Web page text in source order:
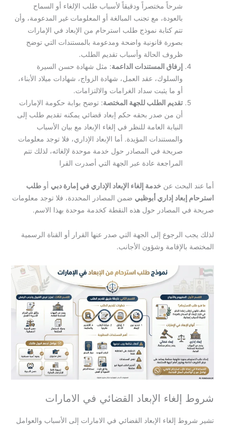
شرحاً مختصراً ودقيقاً لأسباب طلب الإلغاء أو السماح
بالعودة، مع تجنب المبالغة أو المعلومات غير المدعومة، وأن
تتم كتابة نموذج طلب استرحام من الإبعاد في الإمارات
بصورة قانونية واضحة ومدعومة بالمستندات التي توضح
ظروف الحالة وأسباب تقديم الطلب.
إرفاق المستندات الداعمة: مثل شهادة حسن السيرة
والسلوك، عقد العمل، شهادة الزواج، شهادات ميلاد الأبناء،
أو ما يثبت سداد الغرامات والالتزامات.
تقديم الطلب للجهة المختصة: توضح بوابة حكومة الإمارات
أن من صدر بحقه حكم إبعاد قضائي يمكنه تقديم طلب إلى
النيابة العامة للنظر في إلغاء الإبعاد مع بيان الأسباب
والمستندات المؤيدة. أما الإبعاد الإداري، فلا توجد معلومات
صريحة في المصادر حول خدمة موحدة لإلغائه، لذلك تتم
المراجعة عادة عبر الجهة التي أصدرت القرا
أما عند البحث عن خدمة إلغاء الإبعاد الإداري في إمارة دبي أو طلب
استرحام إبعاد إداري أبوظبي ضمن المصادر المحددة، فلا توجد معلومات
صريحة في المصادر حول هذه النقطة كخدمة موحدة بهذا الاسم.
لذلك يجب الرجوع إلى الجهة التي صدر عنها القرار أو القناة الرسمية
المختصة بالإقامة وشؤون الأجانب.
شروط إلغاء الإبعاد القضائي في الامارات
تشير شروط إلغاء الإبعاد القضائي في الامارات إلى الأسباب والعوامل